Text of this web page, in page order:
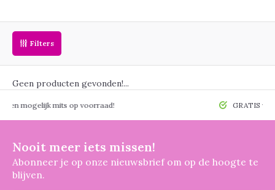
Filters
Geen producten gevonden!...
mits op voorraad! GRATIS
Nooit meer iets missen!
Abonneer je op onze nieuwsbrief om op de hoogte te
blijven.